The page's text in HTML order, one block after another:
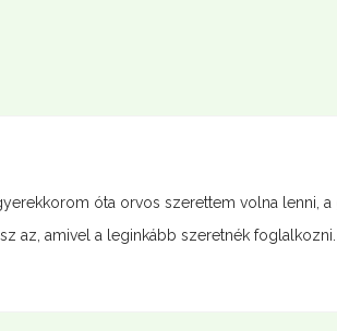
óta orvos szerettem volna
az, amivel a leginkább szeretnék